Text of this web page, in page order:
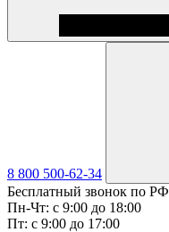
8 800 500-62-34
Бесплатный звонок по РФ
Пн-Чт: с 9:00 до 18:00
Пт: с 9:00 до 17:00